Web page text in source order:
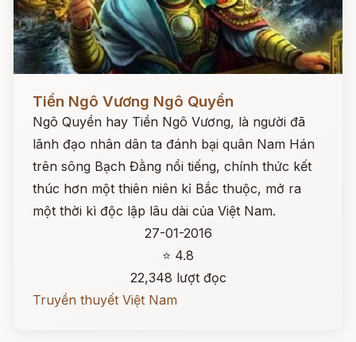
Đọc ngay
Tiền Ngô Vương Ngô Quyền
Ngô Quyền hay Tiền Ngô Vương, là người đã
lãnh đạo nhân dân ta đánh bại quân Nam Hán
trên sông Bạch Đằng nổi tiếng, chính thức kết
thúc hơn một thiên niên kỉ Bắc thuộc, mở ra
một thời kì độc lập lâu dài của Việt Nam.
27-01-2016
⭐ 4.8
22,348 lượt đọc
Truyền thuyết Việt Nam